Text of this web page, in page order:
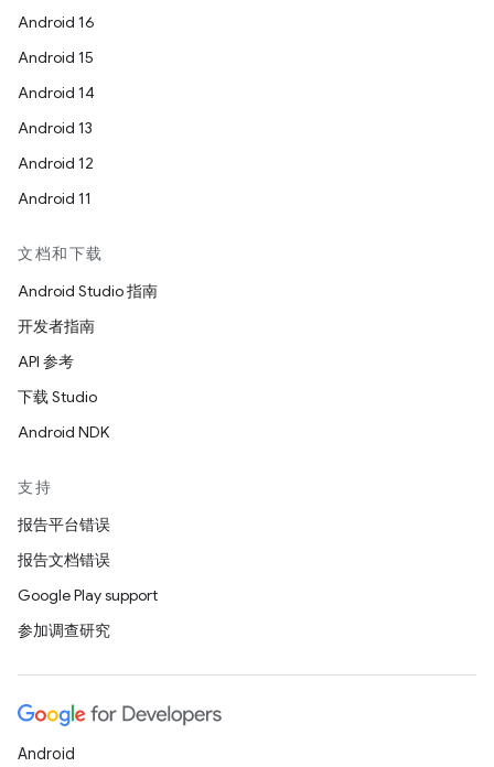
Android 16
Android 15
Android 14
Android 13
Android 12
Android 11
文档和下载
Android Studio 指南
开发者指南
API 参考
下载 Studio
Android NDK
支持
报告平台错误
报告文档错误
Google Play support
参加调查研究
Android